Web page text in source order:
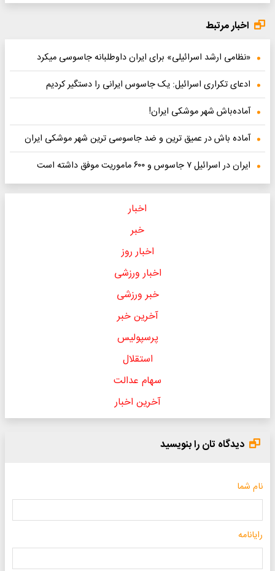
اخبار مرتبط
«نظامی ارشد اسرائیلی» برای ایران داوطلبانه جاسوسی میکرد
ادعای تکراری اسرائیل: یک جاسوس ایرانی را دستگیر کردیم
آماده‌باش شهر موشکی ایران!
آماده باش در عمیق ترین و ضد جاسوسی ترین شهر موشکی ایران
ایران در اسرائیل ۷ جاسوس و ۶۰۰ ماموریت موفق داشته است
اخبار
خبر
اخبار روز
اخبار ورزشی
خبر ورزشی
آخرین خبر
پرسپولیس
استقلال
سهام عدالت
آخرین اخبار
دیدگاه تان را بنویسید
نام شما
رایانامه